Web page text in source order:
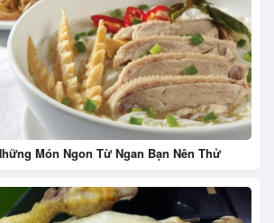
Món Ngon Từ Ngan Bạn Nên Thử